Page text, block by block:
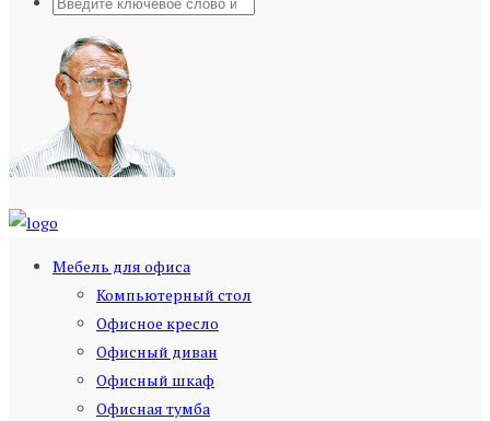
Мебель для офиса
Компьютерный стол
Офисное кресло
Офисный диван
Офисный шкаф
Офисная тумба